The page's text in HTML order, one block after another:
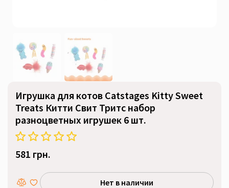
Игрушка для котов Catstages Kitty Sweet
Treats Китти Свит Тритс набор
разноцветных игрушек 6 шт.
581 грн.
Нет в наличии